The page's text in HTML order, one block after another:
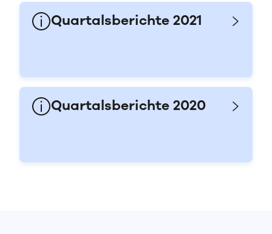
Quartalsberichte 2021
Quartalsberichte 2020